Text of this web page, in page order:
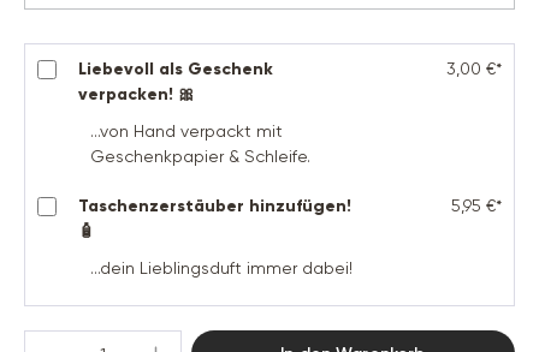
Liebevoll als Geschenk
verpacken! 🎀
...von Hand verpackt mit
Geschenkpapier & Schleife.
3,00 €*
Taschenzerstäuber hinzufügen!
🧴
...dein Lieblingsduft immer dabei!
5,95 €*